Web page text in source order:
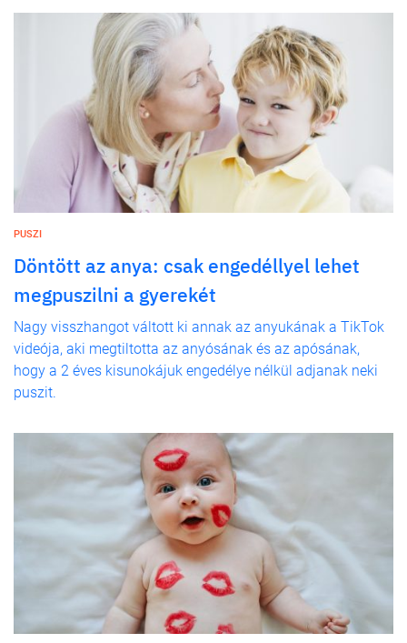
PUSZI
Döntött az anya: csak engedéllyel lehet
megpuszilni a gyerekét
Nagy visszhangot váltott ki annak az anyukának a TikTok
videója, aki megtiltotta az anyósának és az apósának,
hogy a 2 éves kisunokájuk engedélye nélkül adjanak neki
puszit.